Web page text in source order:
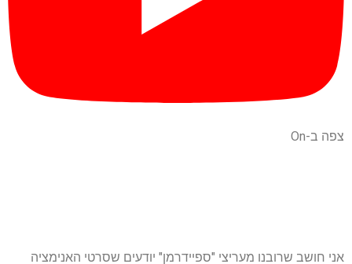
צפה ב-On
אני חושב שרובנו מעריצי "ספיידרמן" יודעים שסרטי האנימציה